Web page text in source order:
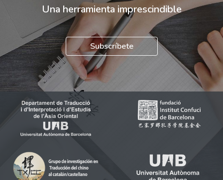
Una herramienta imprescindible
Subscríbete